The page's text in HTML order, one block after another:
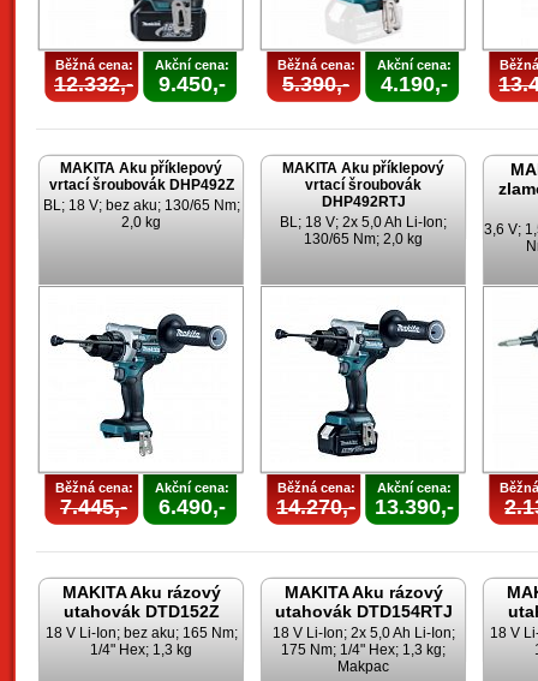
Běžná cena:
12.332,-
Akční cena:
9.450,-
Běžná cena:
5.390,-
Akční cena:
4.190,-
MAKITA Aku příklepový
vrtací šroubovák DHP492Z
BL; 18 V; bez aku; 130/65 Nm;
2,0 kg
Běžná cena:
7.445,-
Akční cena:
6.490,-
MAKITA Aku příklepový
vrtací šroubovák
DHP492RTJ
BL; 18 V; 2x 5,0 Ah Li-Ion;
130/65 Nm; 2,0 kg
Běžná cena:
14.270,-
Akční cena:
13.390,-
3,6 V;
MAKITA Aku rázový
utahovák DTD152Z
18 V Li-Ion; bez aku; 165 Nm;
1/4" Hex; 1,3 kg
MAKITA Aku rázový
utahovák DTD154RTJ
18 V Li-Ion; 2x 5,0 Ah Li-Ion;
175 Nm; 1/4" Hex; 1,3 kg;
Makpac
18 V